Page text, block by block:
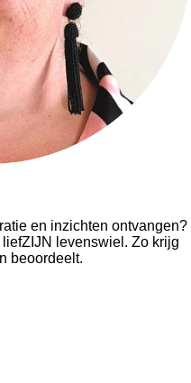
en inzichten ontvangen?
levenswiel. Zo krijg
beoordeelt.